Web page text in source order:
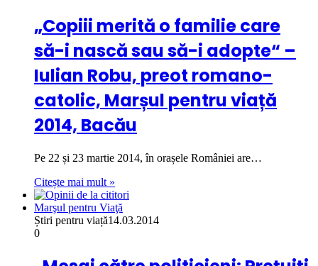
„Copiii merită o familie care
să-i nască sau să-i adopte“ –
Iulian Robu, preot romano-
catolic, Marșul pentru viață
2014, Bacău
Pe 22 și 23 martie 2014, în orașele României are…
Citește mai mult »
Marşul pentru Viaţă
Știri pentru viață14.03.2014
0